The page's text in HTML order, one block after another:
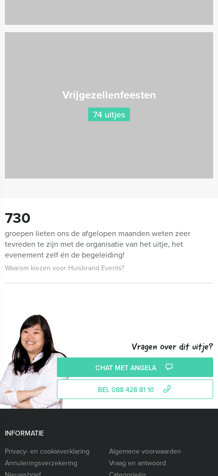
Vrijgezellenfeesten
74 uitjes
730
groepen lieten ons de afgelopen maanden weten zeer
tevreden te zijn met de organisatie van het uitje, het
evenement zelf én de begeleiding!
Waarom kiezen voor Huisbrand Events?
Vragen over dit uitje?
CHAT MET ANGELA
BEL 088 428 81 10
INFORMATIE
Privacy- en cookieverklaring
Algemene voorwaarden
Annuleringsverzekering
Vraag en antwoord